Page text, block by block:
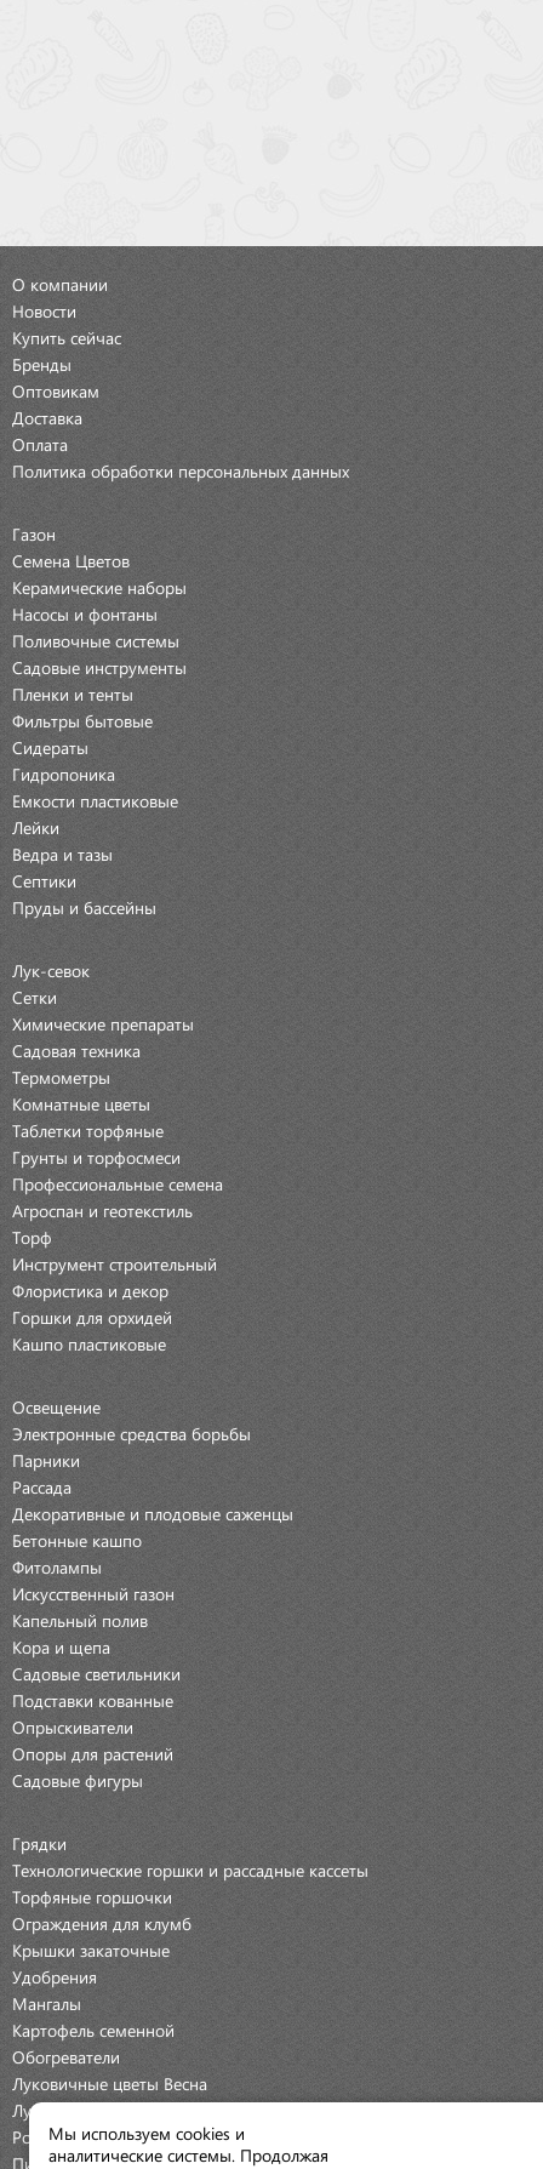
О компании
Новости
Купить сейчас
Бренды
Оптовикам
Доставка
Оплата
Политика обработки персональных данных
Газон
Семена Цветов
Керамические наборы
Насосы и фонтаны
Поливочные системы
Садовые инструменты
Пленки и тенты
Фильтры бытовые
Сидераты
Гидропоника
Емкости пластиковые
Лейки
Ведра и тазы
Септики
Пруды и бассейны
Лук-севок
Сетки
Химические препараты
Садовая техника
Термометры
Комнатные цветы
Таблетки торфяные
Грунты и торфосмеси
Профессиональные семена
Агроспан и геотекстиль
Торф
Инструмент строительный
Флористика и декор
Горшки для орхидей
Кашпо пластиковые
Освещение
Электронные средства борьбы
Парники
Рассада
Декоративные и плодовые саженцы
Бетонные кашпо
Фитолампы
Искусственный газон
Капельный полив
Кора и щепа
Садовые светильники
Подставки кованные
Опрыскиватели
Опоры для растений
Садовые фигуры
Грядки
Технологические горшки и рассадные кассеты
Торфяные горшочки
Ограждения для клумб
Крышки закаточные
Удобрения
Мангалы
Картофель семенной
Обогреватели
Луковичные цветы Весна
Луковичные цветы Осень
Розы
Пионы
Мы используем cookies и
аналитические системы. Продолжая